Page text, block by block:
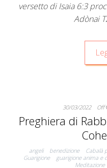
versetto di Isaia 6:3
Adònai
30/03/2022 Off
Preghiera di
angeli benedizione Cabalà
Guarigione
guarigione anima e
Meditazione